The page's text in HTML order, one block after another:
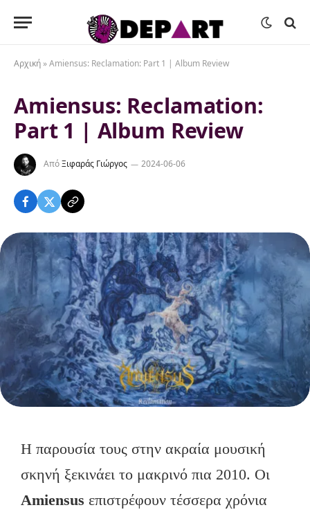
Αρχική »Amiensus: Reclamation: Part 1 | Album Review
Amiensus: Reclamation:
Part 1 | Album Review
ΑπόΞιφαράς Γιώργος 2024-06-06
Η παρουσία τους στην ακραία μουσική
σκηνή ξεκινάει το μακρινό πια 2010. Οι
Amiensus επιστρέφουν τέσσερα χρόνια